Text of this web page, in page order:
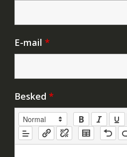
E-mail *
Besked *